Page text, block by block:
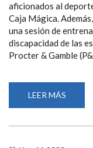
aficionados al
Caja Mágica.
una sesión de
discapacidad de las
Procter & Gamble
LEER MÁS